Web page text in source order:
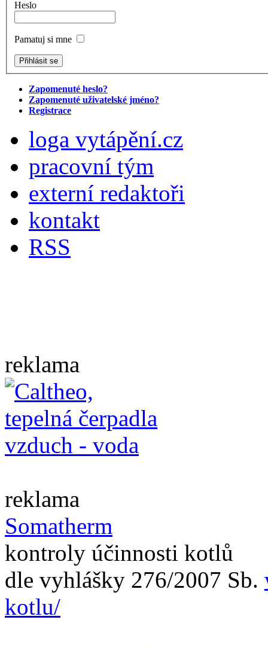
Heslo
Pamatuj si mne
Zapomenuté heslo?
Zapomenuté uživatelské jméno?
Registrace
loga vytápění.cz
pracovní tým
externí redaktoři
kontakt
RSS
reklama
reklama
Somatherm
kontroly účinnosti kotlů
dle vyhlášky 276/2007 Sb.
kotlu/